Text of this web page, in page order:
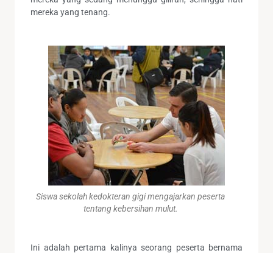
mereka yang tenang.
Siswa sekolah kedokteran gigi mengajarkan peserta
tentang kebersihan mulut.
Ini adalah pertama kalinya seorang peserta bernama